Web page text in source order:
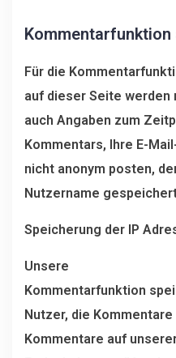
Für die
auf dieser Seite werden
auch Angaben zum
Kommentars, Ihre E-
nicht anonym posten,
Nutzername
Speicherung der IP
Unsere
Kommentarfunktion
Nutzer, die
Kommentare auf